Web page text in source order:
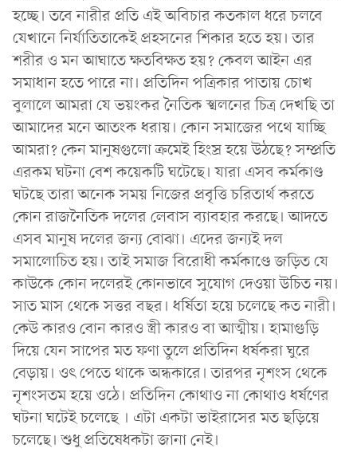
হচ্ছে। তবে নারীর প্রতি এই অবিচার কতকাল ধরে চলবে
যেখানে নির্যাতিতাকেই প্রহসনের শিকার হতে হয়। তার
শরীর ও মন আঘাতে ক্ষতবিক্ষত হয়? কেবল আইন এর
সমাধান হতে পারে না। প্রতিদিন পত্রিকার পাতায় চোখ
বুলালে আমরা যে ভয়ংকর নৈতিক স্খলনের চিত্র দেখছি তা
আমাদের মনে আতংক ধরায়। কোন সমাজের পথে যাচ্ছি
আমরা? কেন মানুষগুলো ক্রমেই হিংস্র হয়ে উঠছে? সম্প্রতি
এরকম ঘটনা বেশ কয়েকটি ঘটেছে। যারা এসব কর্মকাণ্ড
ঘটছে তারা অনেক সময় নিজের প্রবৃত্তি চরিতার্থ করতে
কোন রাজনৈতিক দলের লেবাস ব্যাবহার করছে। আদতে
এসব মানুষ দলের জন্য বোঝা। এদের জন্যই দল
সমালোচিত হয়। তাই সমাজ বিরোধী কর্মকাণ্ডে জড়িত যে
কাউকে কোন দলেরই কোনভাবে সুযোগ দেওয়া উচিত নয়।
সাত মাস থেকে সত্তর বছর। ধর্ষিতা হয়ে চলেছে কত নারী।
কেউ কারও বোন কারও স্ত্রী কারও বা আত্মীয়। হামাগুড়ি
দিয়ে যেন সাপের মত ফণা তুলে প্রতিদিন ধর্ষকরা ঘুরে
বেড়ায়। ওৎ পেতে থাকে অন্ধকারে। তারপর নৃশংস থেকে
নৃশংসতম হয়ে ওঠে। প্রতিদিন কোথাও না কোথাও ধর্ষণের
ঘটনা ঘটেই চলেছে । এটা একটা ভাইরাসের মত ছড়িয়ে
চলেছে। শুধু প্রতিষেধকটা জানা নেই।